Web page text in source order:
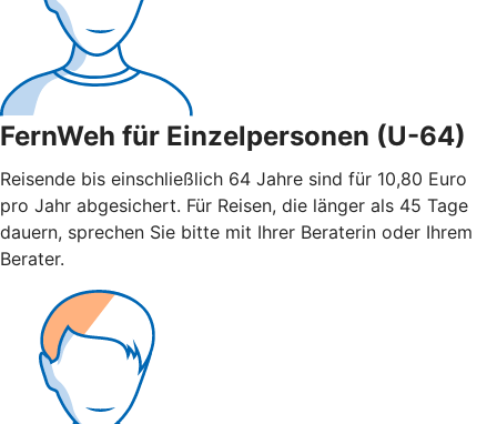
FernWeh für Einzelpersonen (U-64)
Reisende bis einschließlich 64 Jahre sind für 10,80 Euro
pro Jahr abgesichert. Für Reisen, die länger als 45 Tage
dauern, sprechen Sie bitte mit Ihrer Beraterin oder Ihrem
Berater.